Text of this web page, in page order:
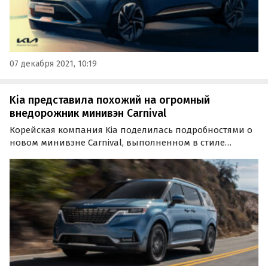
07 декабря 2021, 10:19
Kia представила похожий на огромный
внедорожник минивэн Carnival
Корейская компания Kia поделилась подробностями о
новом минивэне Carnival, выполненном в стиле
США уходящую в историю модели Sedona.